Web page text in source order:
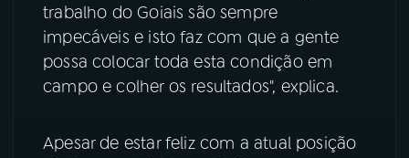
trabalho do Goiais são sempre
impecáveis e isto faz com que a gente
possa colocar toda esta condição em
campo e colher os resultados", explica.
Apesar de estar feliz com a atual posição